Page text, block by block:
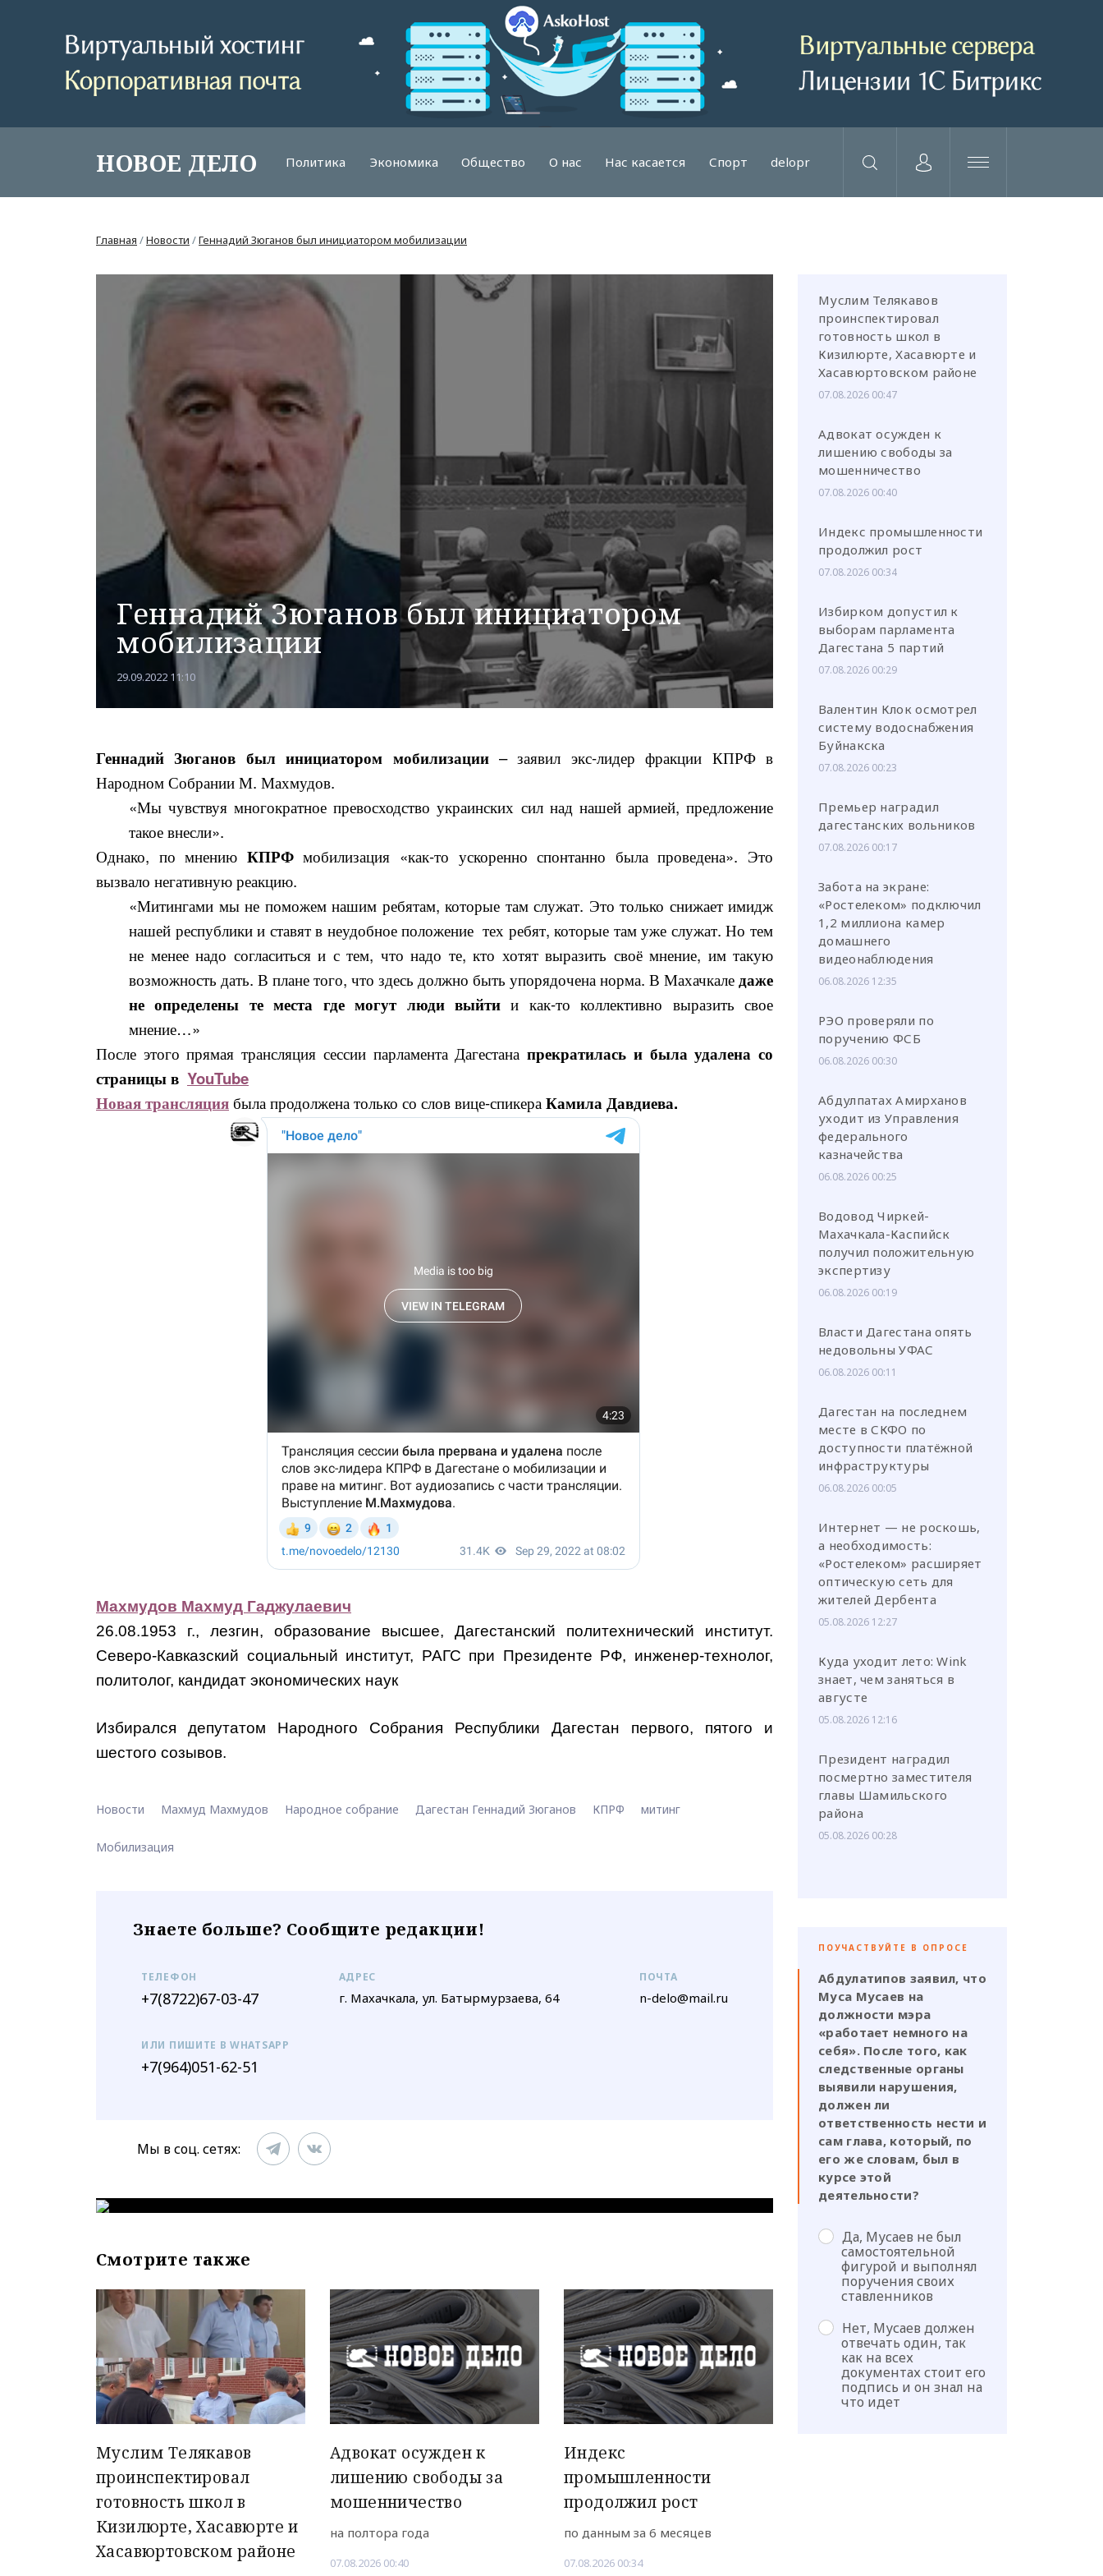
НОВОЕ ДЕЛО Политика Экономика Общество О нас Нас касается Спорт delopr
или через соц. сети
Главная /Новости /Геннадий Зюганов был инициатором мобилизации
Геннадий Зюганов был инициатором
мобилизации
29.09.2022 11:10
Геннадий Зюганов был инициатором мобилизации– заявил экс-лидер фракции КПРФ в
Народном Собрании М. Махмудов.
«Мы чувствуя многократное превосходство украинских сил над нашей армией, предложение
такое внесли».
Однако, по мнению КПРФмобилизация «как-то ускоренно спонтанно была проведена». Это
вызвало негативную реакцию.
«Митингами мы не поможем нашим ребятам, которые там служат. Это только снижает имидж
нашей республики и ставят в неудобное положение тех ребят, которые там уже служат. Но тем
не менее надо согласиться и с тем, что надо те, кто хотят выразить своё мнение, им такую
возможность дать. В плане того, что здесь должно быть упорядочена норма. В Махачкаледаже
не определены те места где могут люди выйтии как-то коллективно выразить свое
мнение…»
После этого прямая трансляция сессии парламента Дагестанапрекратилась и была удалена со
страницы в YouTube
Новая трансляциябыла продолжена только со слов вице-спикераКамила Давдиева.
Махмудов Махмуд Гаджулаевич
26.08.1953 г., лезгин, образование высшее, Дагестанский политехнический институт.
Северо-Кавказский социальный институт, РАГС при Президенте РФ, инженер-технолог,
политолог, кандидат экономических наук
Избирался депутатом Народного Собрания Республики Дагестан первого, пятого и
шестого созывов.
Новости Махмуд Махмудов Народное собрание Дагестан Геннадий Зюганов КПРФ митинг
Мобилизация
Знаете больше? Сообщите редакции!
ТЕЛЕФОН
+7(8722)67-03-47
АДРЕС
г. Махачкала, ул. Батырмурзаева, 64
ПОЧТА
n-delo@mail.ru
ИЛИ ПИШИТЕ В WHATSAPP
+7(964)051-62-51
Мы в соц. сетях:
Смотрите также
Муслим Телякавов
проинспектировал
готовность школ в
Кизилюрте, Хасавюрте и
Хасавюртовском районе
Адвокат осужден к
лишению свободы за
мошенничество
на полтора года
07.08.2026 00:40
Индекс
промышленности
продолжил рост
по данным за 6 месяцев
07.08.2026 00:34
Муслим Телякавов
проинспектировал
готовность школ в
Кизилюрте, Хасавюрте и
Хасавюртовском районе
07.08.2026 00:47
Адвокат осужден к
лишению свободы за
мошенничество
07.08.2026 00:40
Индекс промышленности
продолжил рост
07.08.2026 00:34
Избирком допустил к
выборам парламента
Дагестана 5 партий
07.08.2026 00:29
Валентин Клок осмотрел
систему водоснабжения
Буйнакска
07.08.2026 00:23
Премьер наградил
дагестанских вольников
07.08.2026 00:17
Забота на экране:
«Ростелеком» подключил
1,2 миллиона камер
домашнего
видеонаблюдения
06.08.2026 12:35
РЭО проверяли по
поручению ФСБ
06.08.2026 00:30
Абдулпатах Амирханов
уходит из Управления
федерального
казначейства
06.08.2026 00:25
Водовод Чиркей-
Махачкала-Каспийск
получил положительную
экспертизу
06.08.2026 00:19
Власти Дагестана опять
недовольны УФАС
06.08.2026 00:11
Дагестан на последнем
месте в СКФО по
доступности платёжной
инфраструктуры
06.08.2026 00:05
Интернет — не роскошь,
а необходимость:
«Ростелеком» расширяет
оптическую сеть для
жителей Дербента
05.08.2026 12:27
Куда уходит лето: Wink
знает, чем заняться в
августе
05.08.2026 12:16
Президент наградил
посмертно заместителя
главы Шамильского
района
05.08.2026 00:28
ПОУЧАСТВУЙТЕ В ОПРОСЕ
Абдулатипов заявил, что
Муса Мусаев на
должности мэра
«работает немного на
себя». После того, как
следственные органы
выявили нарушения,
должен ли
ответственность нести и
сам глава, который, по
его же словам, был в
курсе этой
деятельности?
Да, Мусаев не был
самостоятельной
фигурой и выполнял
поручения своих
ставленников
Нет, Мусаев должен
отвечать один, так
как на всех
документах стоит его
подпись и он знал на
что идет